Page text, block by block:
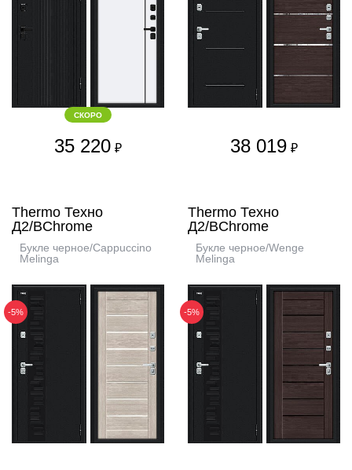
СКОРО
35 220 ₽ 38 019 ₽
Thermo Техно
Д2/BChrome
Букле черное/Cappuccino
Melinga
-5%
Thermo Техно
Д2/BChrome
Букле черное/Wenge
Melinga
-5%